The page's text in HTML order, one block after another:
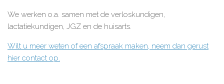
We werken o.a. samen met de verloskundigen,
lactatiekundigen, JGZ en de huisarts.
Wilt u meer weten of een afspraak maken, neem dan gerust
hier contact op.